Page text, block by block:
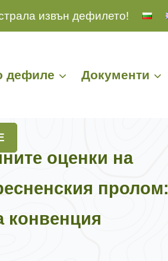
извън дефилето!
дефиле Документи
оценки на
пролом:
конвенция